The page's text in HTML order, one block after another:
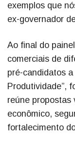
exemplos que
ex-governador
Ao final do
comerciais de
pré-candidatos
Produtividade”,
reúne propostas
econômico,
fortalecimento